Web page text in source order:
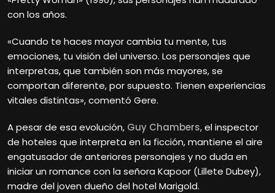
con los años.
«Cuando te haces mayor cambia tu mente, tus
emociones, tu visión del universo. Los personajes que
interpretas, que también son más mayores, se
comportan diferente, por supuesto. Tienen experiencias
vitales distintas», comentó Gere.
A pesar de esa evolución, Guy Chambers, el inspector
de hoteles que interpreta en la ficción, mantiene el aire
engatusador de anteriores personajes y no duda en
iniciar un romance con la señora Kapoor (Lillete Dubey),
madre del joven dueño del hotel Marigold.